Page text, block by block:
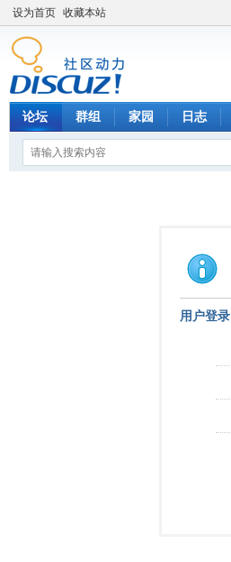
设为首页 收藏本站
论坛 群组 家园 日志
用户登录